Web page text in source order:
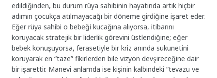
edildiğinden, bu durum rüya sahibinin hayatında artık hiçbir
adımın çocukça atılmayacağı bir döneme girdiğine işaret eder.
Eğer rüya sahibi o bebeği kucağına alıyorsa, itibarını
koruyacak stratejik bir liderlik görevini üstlendiğine; eğer
bebek konuşuyorsa, ferasetiyle bir kriz anında sükunetini
koruyarak en “taze” fikirlerden bile vizyon devşireceğine dair
bir işarettir. Manevi anlamda ise kişinin kalbindeki “tevazu ve